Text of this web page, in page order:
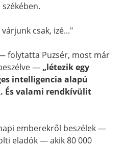
várjunk csak, izé..."
folytatta Puzsér, most már
— „létezik egy
intelligencia alapú
És valami rendkívülit
emberekről beszélek —
eladók — akik 80 000